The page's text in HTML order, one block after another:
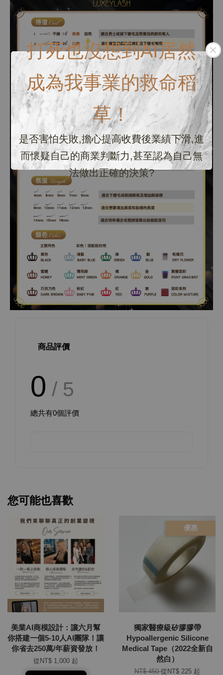
打死也沒想到AI居然
成為我事業的救命稻
草！
是否害怕失敗,擔心提高收費後業績下滑,進
而懷疑自己的商業判斷力,甚至認為自己無
法做出正確的決策?
商品評價
0 / 5
總共有0個評價
您可能也喜歡
美業AI商模設計：讓六月幫
你搭建一個5-10人AI團隊！讓
你省去250萬/年薪資發放！
從NT$ 1,000 起
優惠
獨家醫療級矽膠膠帶
Hypoallergenic Silicone
Medical Tape（2022全新自
然白）
NT$ 450從NT$ 225 起